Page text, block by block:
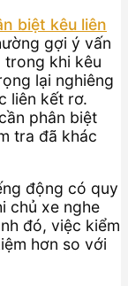
biệt kêu liên
gợi ý vấn
trong khi kêu
lại nghiêng
liên kết rơ.
phân biệt
tra đã khác
động có quy
chủ xe nghe
đó, việc kiểm
hơn so với